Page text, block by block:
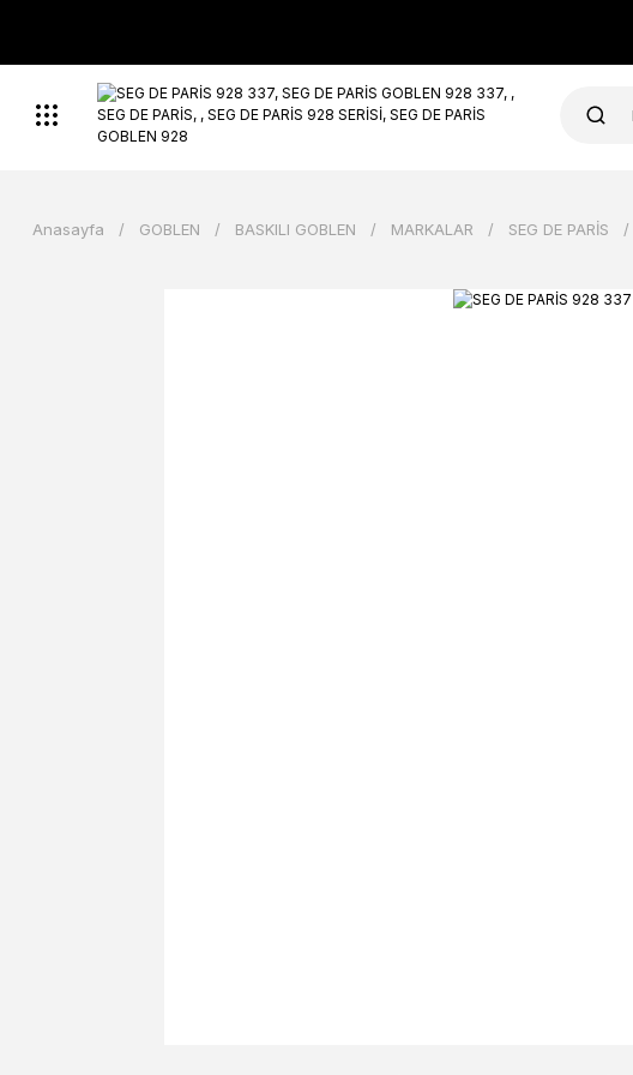
Anasayfa GOBLEN BASKILI GOBLEN MARKALAR SEG DE PARİS